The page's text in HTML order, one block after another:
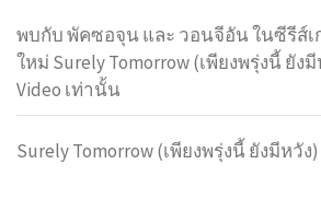
พบกับ พัคซอจุน และ วอนจีอัน ในซีรีส์เ
ใหม่ Surely Tomorrow (เพียงพรุ่งนี้ ยัง
Video เท่านั้น
Surely Tomorrow (เพียงพรุ่งนี้ ยังมีหวัง